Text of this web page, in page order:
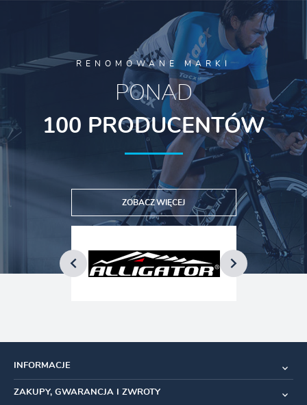
RENOMOWANE MARKI
PONAD
100 PRODUCENTÓW
ZOBACZ WIĘCEJ
INFORMACJE
ZAKUPY, GWARANCJA I ZWROTY